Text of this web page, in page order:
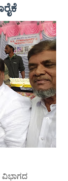
ವಿಭಾಗದ